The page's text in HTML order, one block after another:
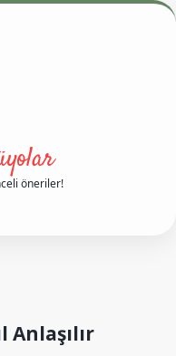
öneriler!
Anlaşılır